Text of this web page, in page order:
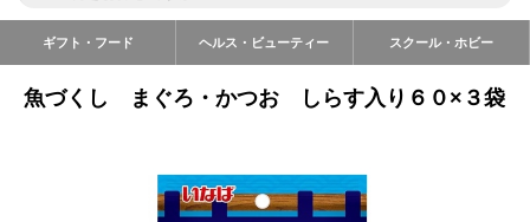
ギフト・フード ヘルス・ビューティー スクール・ホビー
魚づくし まぐろ・かつお しらす入り６０×３袋